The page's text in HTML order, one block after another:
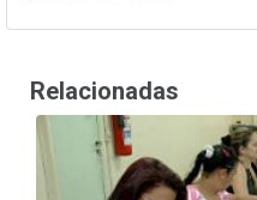
Relacionadas